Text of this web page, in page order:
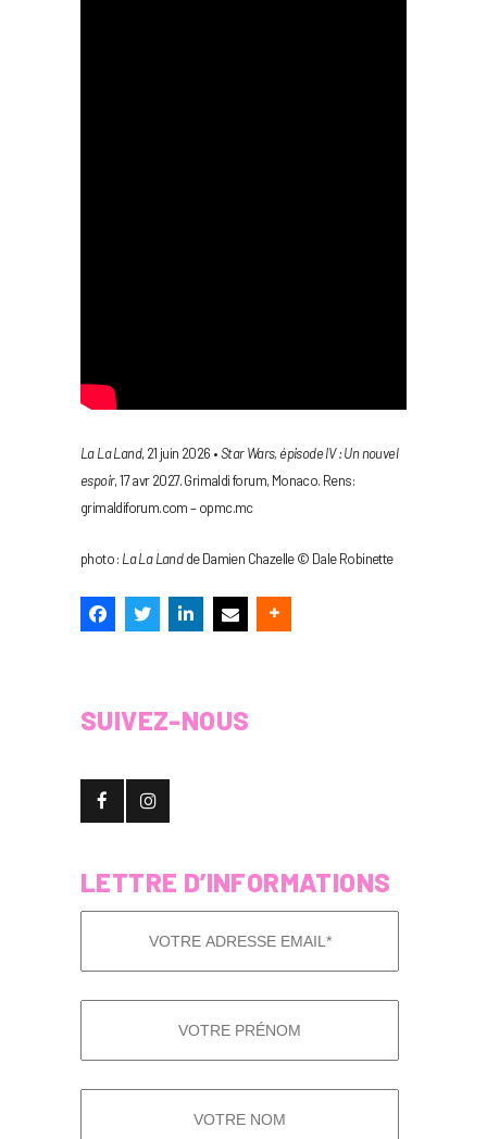
La La Land, 21 juin 2026 •Star Wars, épisode IV : Un nouvel
espoir, 17 avr 2027. Grimaldi forum, Monaco. Rens:
grimaldiforum.com – opmc.mc
photo : La La Landde Damien Chazelle © Dale Robinette
SUIVEZ-NOUS
LETTRE D’INFORMATIONS